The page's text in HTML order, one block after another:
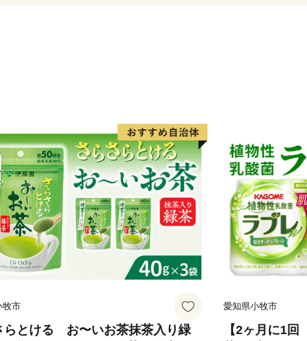
弁」が魅力の市であり、この「津軽弁」
は外国語のように聞こえると言われるこ
名産品はりんご。また、「赤～いりん
葉・枝までもが赤い、珍しいりんごも栽
も、金木地区特産の馬肉や十三湖で採れ
名であり、知る人ぞ知る美味しい名産品
牧市
らとける お〜いお茶抹茶入り緑
愛知県小牧市
【2ヶ月に1